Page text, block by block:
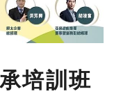
培訓班